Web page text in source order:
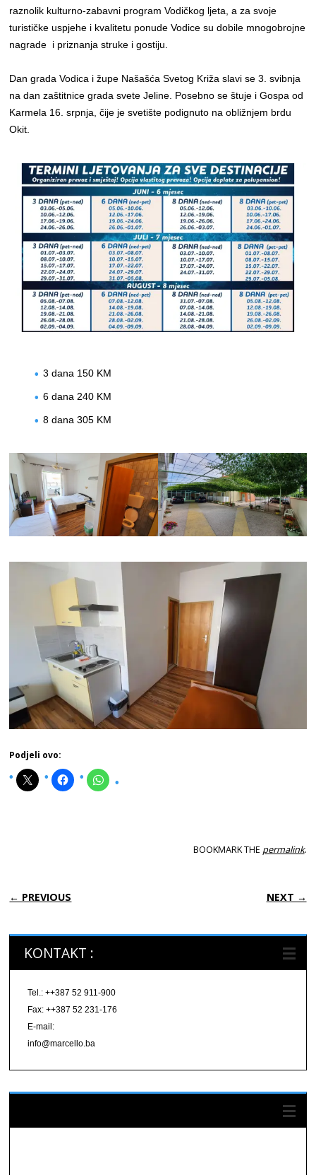
raznolik kulturno-zabavni program Vodičkog ljeta, a za svoje
turističke uspjehe i kvalitetu ponude Vodice su dobile mnogobrojne
nagrade i priznanja struke i gostiju.
Dan grada Vodica i župe Našašća Svetog Križa slavi se 3. svibnja
na dan zaštitnice grada svete Jeline. Posebno se štuje i Gospa od
Karmela 16. srpnja, čije je svetište podignuto na obližnjem brdu
Okit.
3 dana 150 KM
6 dana 240 KM
8 dana 305 KM
Podjeli ovo:
BOOKMARK THE permalink.
POST NAVIGATION
← PREVIOUS NEXT →
KONTAKT :
Tel.: ++387 52 911-900
Fax: ++387 52 231-176
E-mail:
info@marcello.ba